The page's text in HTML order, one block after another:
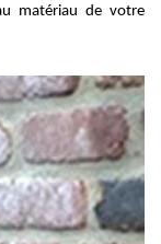
matériau de votre